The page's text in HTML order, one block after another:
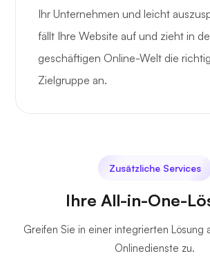
Ihr Unternehmen und leicht
fällt Ihre Website auf und zieht in
geschäftigen Online-Welt die
Zielgruppe an.
Zusätzliche Services
Ihre All-in-One-
Greifen Sie in einer integrierten Lösung
Onlinedienste zu.